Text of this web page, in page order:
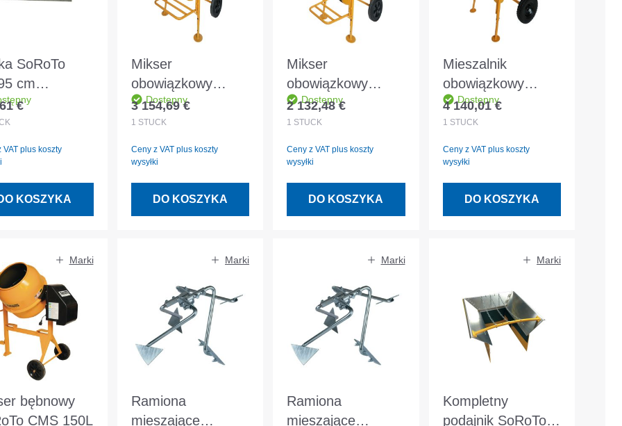
SoRoTo
cm
między
H
regularna:
€
VAT plus koszty
KOSZYKA
Mikser
obowiązkowy
SoRoTo 120L
Dostępny
Cena regularna:
3 154,69 €
1 STÜCK
Ceny z VAT plus koszty
wysyłki
DO KOSZYKA
Mikser
obowiązkowy
SoRoTo 80L
Dostępny
Cena regularna:
2 132,48 €
1 STÜCK
Ceny z VAT plus koszty
wysyłki
DO KOSZYKA
Mieszalnik
obowiązkowy
SoRoTo 200L
Dostępny
Cena regularna:
4 140,01 €
1 STÜCK
Ceny z VAT plus koszty
wysyłki
DO KOSZYKA
Marki
bębnowy
CMS 150L
Marki
Ramiona
mieszające
Marki
Ramiona
mieszające
Marki
Kompletny
podajnik SoRoTo